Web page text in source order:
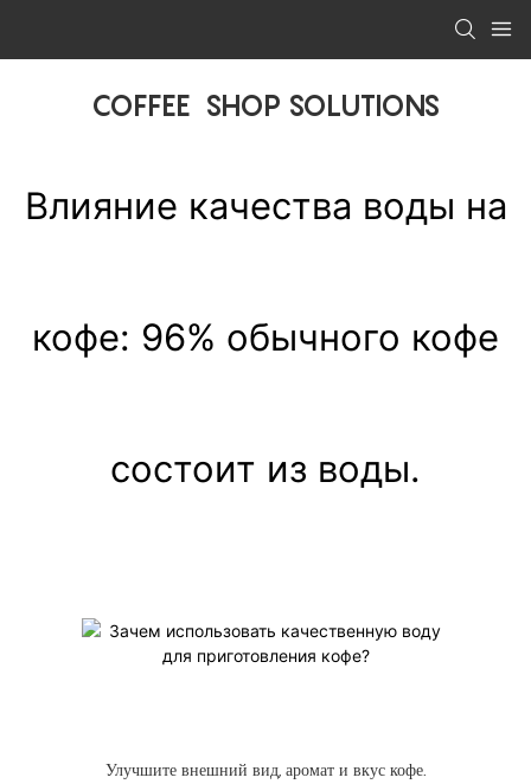
COFFEE SHOP SOLUTIONS
Влияние качества воды на
кофе: 96% обычного кофе
состоит из воды.
Улучшите внешний вид, аромат и вкус кофе.